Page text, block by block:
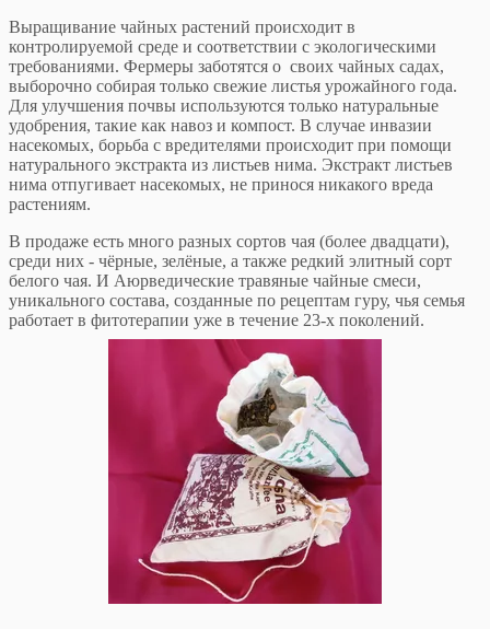
Выращивание чайных растений происходит в
контролируемой среде и соответствии с экологическими
требованиями. Фермеры заботятся о своих чайных садах,
выборочно собирая только свежие листья урожайного года.
Для улучшения почвы используются только натуральные
удобрения, такие как навоз и компост. В случае инвазии
насекомых, борьба с вредителями происходит при помощи
натурального экстракта из листьев нима. Экстракт листьев
нима отпугивает насекомых, не принося никакого вреда
растениям.
В продаже есть много разных сортов чая (более двадцати),
среди них - чёрные, зелёные, а также редкий элитный сорт
белого чая. И Аюрведические травяные чайные смеси,
уникального состава, созданные по рецептам гуру, чья семья
работает в фитотерапии уже в течение 23-х поколений.